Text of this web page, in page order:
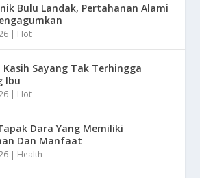
Bulu Landak, Pertahanan Alami
| Hot
Sayang Tak Terhingga
Ibu
| Hot
Dara Yang Memiliki
Dan Manfaat
| Health